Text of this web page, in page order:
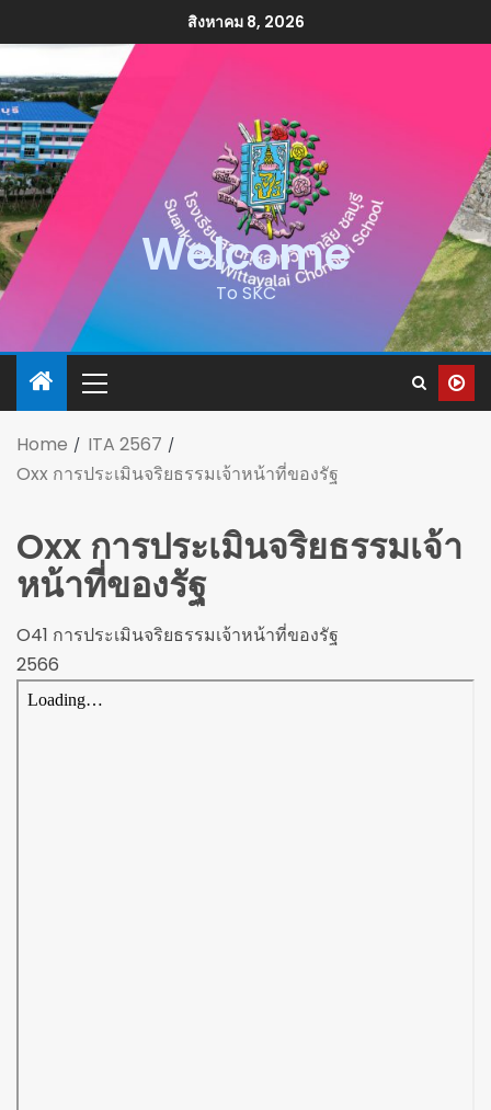
สิงหาคม 8, 2026
Welcome
To SKC
Home
ITA 2567
Oxx การประเมินจริยธรรมเจ้าหน้าที่ของรัฐ
Oxx การประเมินจริยธรรมเจ้า
หน้าที่ของรัฐ
O41 การประเมินจริยธรรมเจ้าหน้าที่ของรัฐ
2566